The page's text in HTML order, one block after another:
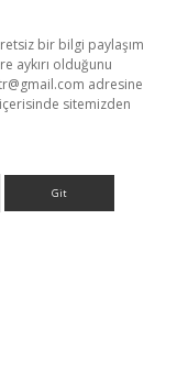
bir bilgi paylaşım
aykırı olduğunu
adresine
sitemizden